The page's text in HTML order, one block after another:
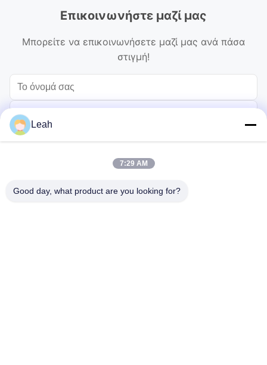
Επικοινωνήστε μαζί μας
Μπορείτε να επικοινωνήσετε μαζί μας ανά πάσα
στιγμή!
Leah
7:29 AM
Good day, what product are you looking for?